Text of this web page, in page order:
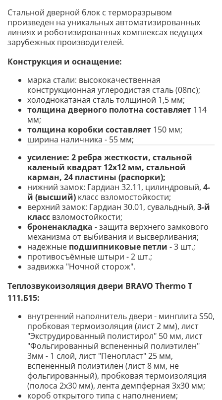
Стальной дверной блок с терморазрывом
произведен на уникальных автоматизированных
линиях и роботизированных комплексах ведущих
зарубежных производителей.
Конструкция и оснащение:
марка стали: высококачественная
конструкционная углеродистая сталь (08пс);
холоднокатаная сталь толщиной 1,5 мм;
толщина дверного полотна составляет 114
мм;
толщина коробки составляет 150 мм;
ширина наличника - 55 мм;
усиление: 2 ребра жесткости, стальной
каленый квадрат 12х12 мм, стальной
карман, 24 пластины (распорки);
нижний замок: Гардиан 32.11, цилиндровый, 4-
й (высший) класс взломостойкости;
верхний замок: Гардиан 30.01, сувальдный, 3-й
класс взломостойкости;
броненакладка - защита верхнего замкового
механизма от выбивания и высверливания;
надежные подшипниковые петли - 3 шт.;
противосъёмные штыри - 2 шт.;
задвижка "Ночной сторож".
Теплозвукоизоляция двери BRAVO ThermoT
111.Б15:
внутренний наполнитель двери - минплита S50,
пробковая термоизоляция (лист 2 мм), лист
"Экструдированный полистирол" 50 мм, лист
"Фольгированный вспененный полиэтилен"
3мм - 1 слой, лист "Пенопласт" 25 мм,
вспененный полиэтилен (лист 8 мм, не
фольгированный), пробковая термоизоляция
(полоса 2х30 мм), лента демпферная 3х30 мм;
короб открытого типа с наполнением;